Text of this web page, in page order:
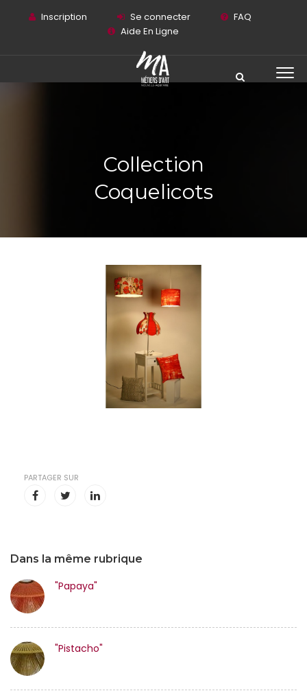
Inscription Se connecter
FAQ
Aide En Ligne
Collection
Coquelicots
Dans la même rubrique
"Papaya"
"Pistacho"
PARTAGER SUR